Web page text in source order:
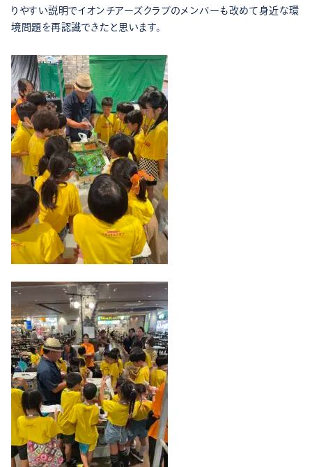
りやすい説明でイオンチアーズクラブのメンバーも改めて身近な環
境問題を再認識できたと思います。